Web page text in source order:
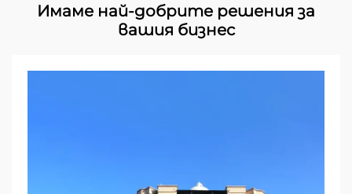
Имаме най-добрите решения за
вашия бизнес